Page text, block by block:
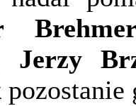
Jerzy
pozostanie